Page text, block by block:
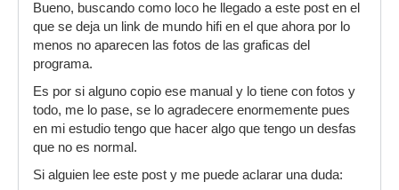
Bueno, buscando como loco he llegado a este post en el
que se deja un link de mundo hifi en el que ahora por lo
menos no aparecen las fotos de las graficas del
programa.
Es por si alguno copio ese manual y lo tiene con fotos y
todo, me lo pase, se lo agradecere enormemente pues
en mi estudio tengo que hacer algo que tengo un desfas
que no es normal.
Si alguien lee este post y me puede aclarar una duda: